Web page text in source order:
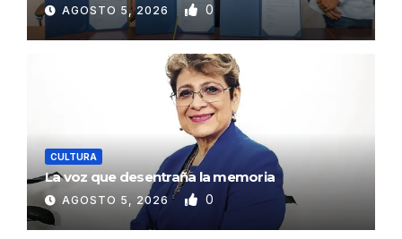
AGOSTO 5, 2026 0
CULTURA
La voz que desentraña la memoria
AGOSTO 5, 2026 0